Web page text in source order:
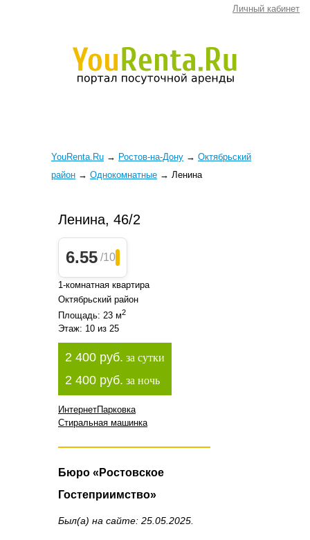
Личный кабинет
YouRenta.Ru → Ростов-на-Дону → Октябрьский
район → Однокомнатные → Ленина
Ленина, 46/2
6.55 /10
1-комнатная квартира
Октябрьский район
Площадь: 23 м2
Этаж: 10 из 25
2 400 руб. за сутки
2 400 руб. за ночь
ИнтернетПарковка
Стиральная машинка
Бюро «Ростовское
Гостеприимство»
Был(а) на сайте: 25.05.2025.